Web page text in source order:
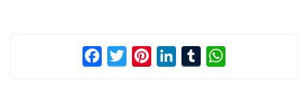
FacebookTwitterPinterestLinkedInTumblr